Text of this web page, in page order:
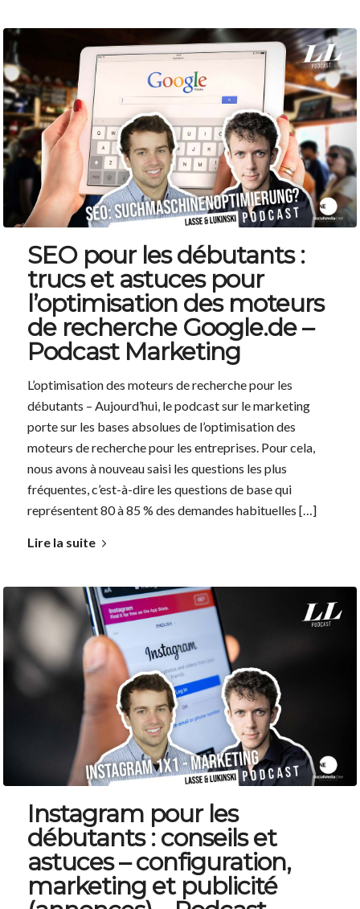
SEO pour les débutants :
trucs et astuces pour
l’optimisation des moteurs
de recherche Google.de –
Podcast Marketing
L’optimisation des moteurs de recherche pour les
débutants – Aujourd’hui, le podcast sur le marketing
porte sur les bases absolues de l’optimisation des
moteurs de recherche pour les entreprises. Pour cela,
nous avons à nouveau saisi les questions les plus
fréquentes, c’est-à-dire les questions de base qui
représentent 80 à 85 % des demandes habituelles […]
Lire la suite
Instagram pour les
débutants : conseils et
astuces – configuration,
marketing et publicité